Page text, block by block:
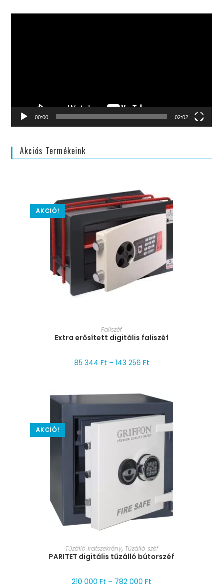
00:00 02:02
Akciós Termékeink
AKCIÓ!
MÉRET VÁLASZTÁSA
Faliszéf
Extra erősített digitális faliszéf
85 344 Ft – 143 256 Ft
AKCIÓ!
MÉRET VÁLASZTÁSA
Tűzálló iratszekrény, Tűzálló széf
PARITET digitális tűzálló bútorszéf
210 000 Ft – 782 000 Ft